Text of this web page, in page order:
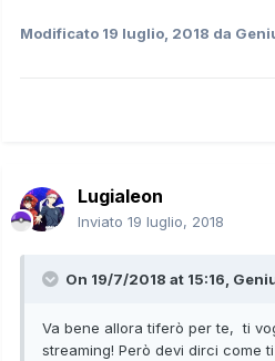
Modificato 19 luglio, 2018 da
Lugialeon
Inviato 19 luglio, 2018
On 19/7/2018 at 15:16,
Va bene allora tiferò per te, ti
streaming! Però devi dirci come